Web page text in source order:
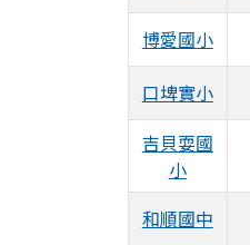
博愛國小
口埤實小
吉貝耍國
小
和順國中